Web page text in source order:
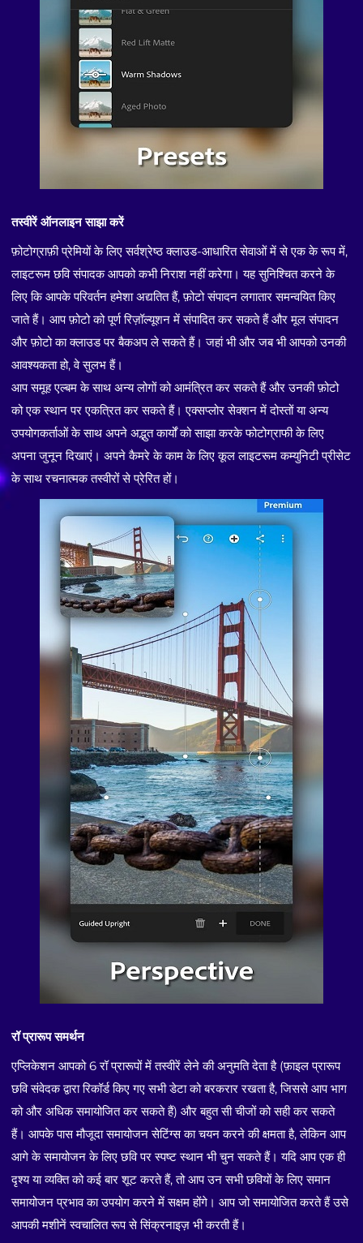
तस्वीरें ऑनलाइन साझा करें
फ़ोटोग्राफ़ी प्रेमियों के लिए सर्वश्रेष्ठ क्लाउड-आधारित सेवाओं में से एक के रूप में,
लाइटरूम छवि संपादक आपको कभी निराश नहीं करेगा। यह सुनिश्चित करने के
लिए कि आपके परिवर्तन हमेशा अद्यतित हैं, फ़ोटो संपादन लगातार समन्वयित किए
जाते हैं। आप फ़ोटो को पूर्ण रिज़ॉल्यूशन में संपादित कर सकते हैं और मूल संपादन
और फ़ोटो का क्लाउड पर बैकअप ले सकते हैं। जहां भी और जब भी आपको उनकी
आवश्यकता हो, वे सुलभ हैं।
आप समूह एल्बम के साथ अन्य लोगों को आमंत्रित कर सकते हैं और उनकी फ़ोटो
को एक स्थान पर एकत्रित कर सकते हैं। एक्सप्लोर सेक्शन में दोस्तों या अन्य
उपयोगकर्ताओं के साथ अपने अद्भुत कार्यों को साझा करके फोटोग्राफी के लिए
अपना जुनून दिखाएं। अपने कैमरे के काम के लिए कूल लाइटरूम कम्युनिटी प्रीसेट
के साथ रचनात्मक तस्वीरों से प्रेरित हों।
रॉ प्रारूप समर्थन
एप्लिकेशन आपको 6 रॉ प्रारूपों में तस्वीरें लेने की अनुमति देता है (फ़ाइल प्रारूप
छवि संवेदक द्वारा रिकॉर्ड किए गए सभी डेटा को बरकरार रखता है, जिससे आप भाग
को और अधिक समायोजित कर सकते हैं) और बहुत सी चीजों को सही कर सकते
हैं। आपके पास मौजूदा समायोजन सेटिंग्स का चयन करने की क्षमता है, लेकिन आप
आगे के समायोजन के लिए छवि पर स्पष्ट स्थान भी चुन सकते हैं। यदि आप एक ही
दृश्य या व्यक्ति को कई बार शूट करते हैं, तो आप उन सभी छवियों के लिए समान
समायोजन प्रभाव का उपयोग करने में सक्षम होंगे। आप जो समायोजित करते हैं उसे
आपकी मशीनें स्वचालित रूप से सिंक्रनाइज़ भी करती हैं।